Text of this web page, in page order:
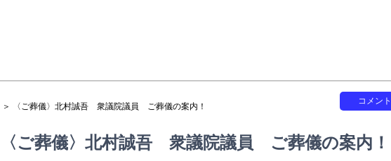
コメント
＞ 〈ご葬儀〉北村誠吾 衆議院議員 ご葬儀の案内！
〈ご葬儀〉北村誠吾 衆議院議員 ご葬儀の案内！